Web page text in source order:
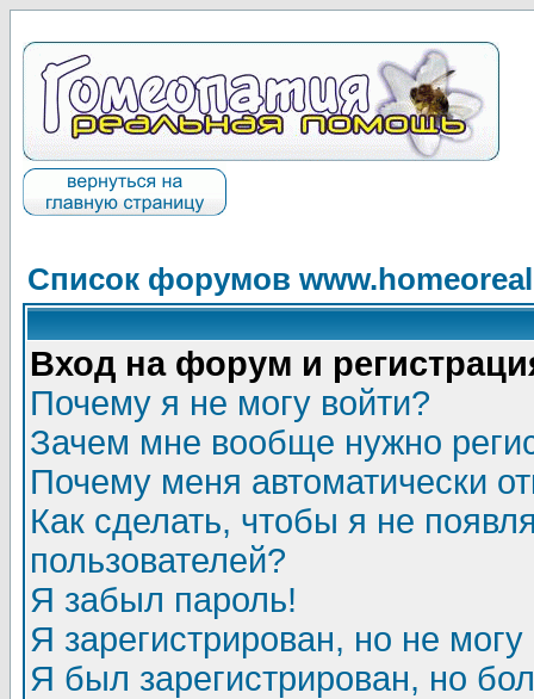
Список форумов
Вход на форум и
Почему я не могу войти?
Зачем мне вообще нужно
Почему меня автоматически
Как сделать, чтобы я не
пользователей?
Я забыл пароль!
Я зарегистрирован, но не могу
Я был зарегистрирован, но